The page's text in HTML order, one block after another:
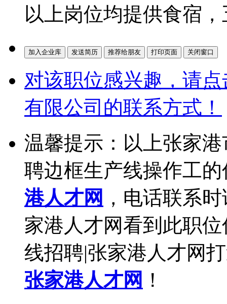
以上岗位均提供食宿
对该职位感兴趣，请
有限公司的联系方式！
温馨提示：以上张家
聘边框生产线操作工
港人才网 ，电话联系
家港人才网看到此职
线招聘|张家港人才网
张家港人才网 ！